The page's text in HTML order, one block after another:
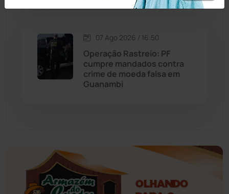
Esportes (522)
Eventos
Feira da Mata
Ibiassucê (167)
Ibicoara (221)
07 Ago 2026 / 16:50
Operação Rastreio: PF
cumpre mandados contra
crime de moeda falsa em
Guanambi